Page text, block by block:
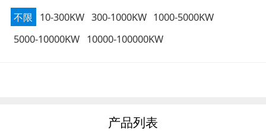
不限
10-300KW 300-1000KW 1000-5000KW
5000-10000KW 10000-100000KW
产品列表